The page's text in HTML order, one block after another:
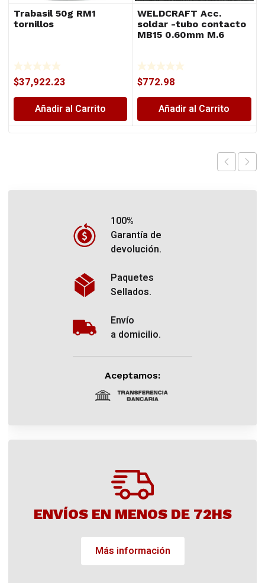
Trabasil 50g RM1
tornillos
$37,922.23
Añadir al Carrito
WELDCRAFT Acc.
soldar -tubo contacto
MB15 0.60mm M.6
$772.98
Añadir al Carrito
100%
Garantía de
devolución.
Paquetes
Sellados.
Envío
a domicilio.
Aceptamos:
ENVÍOS EN MENOS DE 72HS
Más información